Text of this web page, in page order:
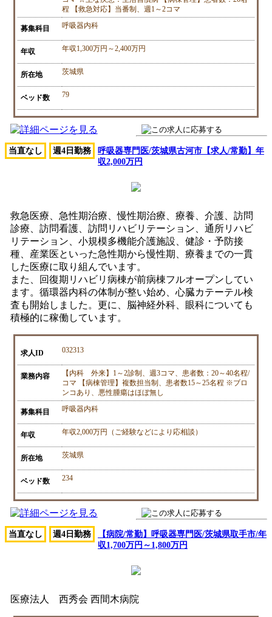
程 【救急対応】当番制、週1～2コマ
募集科目 呼吸器内科
年収 年収1,300万円～2,400万円
所在地 茨城県
ベッド数 79
当直なし 週4日勤務
呼吸器専門医/茨城県古河市【求人/常勤】年
収2,000万円
救急医療、急性期治療、慢性期治療、療養、介護、訪問
診療、訪問看護、訪問リハビリテーション、通所リハビ
リテーション、小規模多機能介護施設、健診・予防接
種、産業医といった急性期から慢性期、療養までの一貫
した医療に取り組んでいます。
また、回復期リハビリ病棟が前病棟フルオープンしてい
ます。循環器内科の体制が整い始め、心臓カテーテル検
査も開始しました。更に、脳神経外科、眼科についても
積極的に稼働しています。
求人ID 032313
業務内容
【内科 外来】1～2診制、週3コマ、患者数：20～40名程/
コマ 【病棟管理】複数担当制、患者数15～25名程 ※ブロ
ンコあり、悪性腫瘍はほぼ無し
募集科目 呼吸器内科
年収 年収2,000万円（ご経験などにより応相談）
所在地 茨城県
ベッド数 234
当直なし 週4日勤務
【病院/常勤】呼吸器専門医/茨城県取手市/年
収1,700万円～1,800万円
医療法人 西秀会 西間木病院